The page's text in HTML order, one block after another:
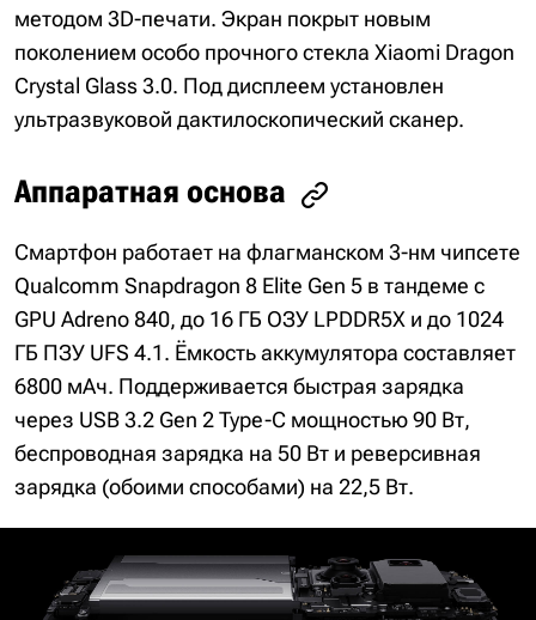
методом 3D-печати. Экран покрыт новым
поколением особо прочного стекла Xiaomi Dragon
Crystal Glass 3.0. Под дисплеем установлен
ультразвуковой дактилоскопический сканер.
Аппаратная основа
Смартфон работает на флагманском 3-нм чипсете
Qualcomm Snapdragon 8 Elite Gen 5 в тандеме с
GPU Adreno 840, до 16 ГБ ОЗУ LPDDR5X и до 1024
ГБ ПЗУ UFS 4.1. Ёмкость аккумулятора составляет
6800 мАч. Поддерживается быстрая зарядка
через USB 3.2 Gen 2 Type-C мощностью 90 Вт,
беспроводная зарядка на 50 Вт и реверсивная
зарядка (обоими способами) на 22,5 Вт.